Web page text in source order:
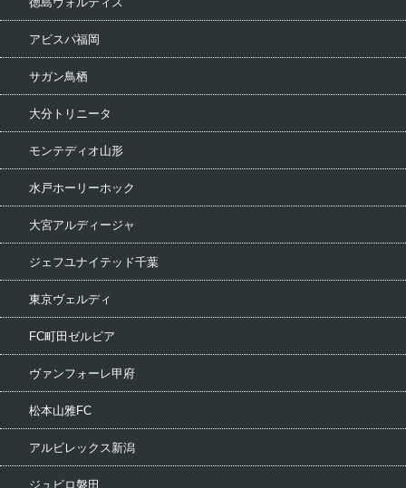
アビスパ福岡
サガン鳥栖
大分トリニータ
モンテディオ山形
水戸ホーリーホック
大宮アルディージャ
ジェフユナイテッド千葉
東京ヴェルディ
FC町田ゼルビア
ヴァンフォーレ甲府
松本山雅FC
アルビレックス新潟
ジュビロ磐田